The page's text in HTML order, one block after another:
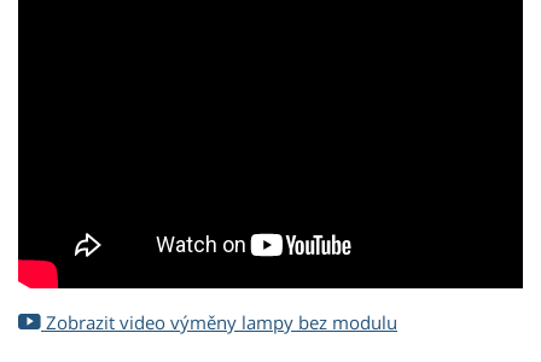
Zobrazit video výměny lampy bez modulu